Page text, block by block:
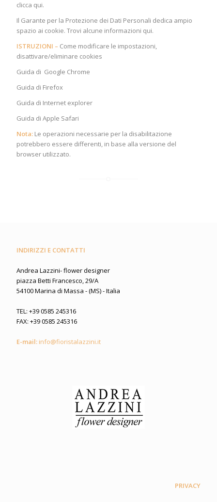
clicca qui.
Il Garante per la Protezione dei Dati Personali dedica ampio
spazio ai cookie. Trovi alcune informazioni qui.
ISTRUZIONI – Come modificare le impostazioni,
disattivare/eliminare cookies
Guida di Google Chrome
Guida di Firefox
Guida di Internet explorer
Guida di Apple Safari
Nota:Le operazioni necessarie per la disabilitazione
potrebbero essere differenti, in base alla versione del
browser utilizzato.
INDIRIZZI E CONTATTI
Andrea Lazzini- flower designer
piazza Betti Francesco, 29/A
54100 Marina di Massa - (MS) - Italia
TEL: +39 0585 245316
FAX: +39 0585 245316
E-mail: info@fioristalazzini.it
PRIVACY